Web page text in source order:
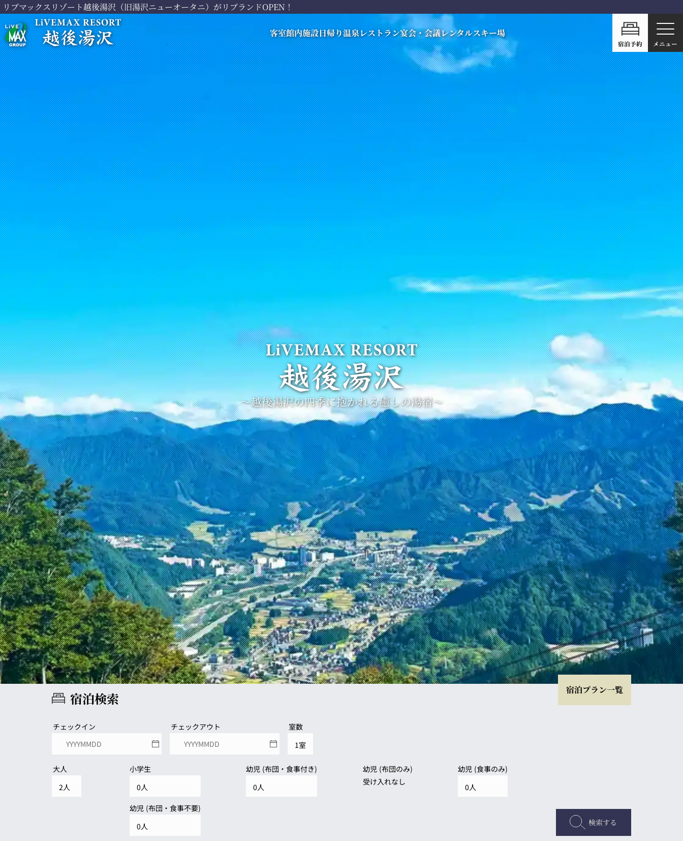
リブマックスリゾート越後湯沢（旧湯沢ニューオータニ）がリブランドOPEN！
客室館内施設日帰り温泉レストラン宴会・会議レンタルスキー場
宿泊予約 メニュー
～越後湯沢の四季に抱かれる癒しの湯宿～
宿泊検索 宿泊プラン一覧
チェックイン チェックアウト 室数
大人 小学生 幼児 (布団・食事付き)
幼児 (布団のみ)
受け入れなし
幼児 (食事のみ)
幼児 (布団・食事不要)